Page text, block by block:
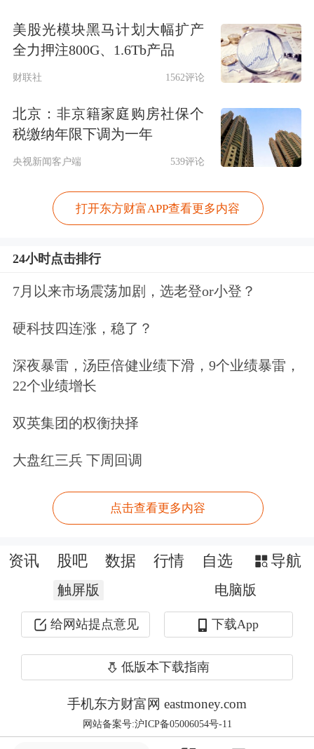
费趋势。新消费主要包括三条主线，一
是以潮玩、宠物为代表的情绪类消费，
相关的科技消费，如辅助驾驶、智能家
居等。
通常而言，新消费的客群主体是年轻
人，其消费目的是追求“悦己”情绪价值
或追求“平替”性价比。 “‘新兴消费’是
相对于传统消费而言的，其实不能算一
论是潮玩谷子、宠物经济，或是量贩
食、功能饮料，还是美妆护理、黄金珠
宝，每个细分方向的成长叙事逻辑差异
都非常大，没有明显的同涨同跌关联，
其不同的驱动因素和估值水平会使“新
记者注意到，4月7日以后，新消费和传
统消费板块的表现出现分化。Wind数
据显示，4月7日—6月4日，宠物经济指
数、化妆品指数和谷子经济指数领涨，
区间涨幅分别为25.03%、21.9%和
6.4%，家电指数和万得白酒
度分别为0.97%和9.03%。
对于新消费板块近期的亮眼表现，国泰
美股光模块黑马计划大幅扩产
全力押注800G、1.6Tb产品
财联社 1562评论
北京：非京籍家庭购房社保个
税缴纳年限下调为一年
央视新闻客户端 539评论
打开东方财富APP查看更多内容
24小时点击排行
7月以来市场震荡加剧，选老登or小登？
硬科技四连涨，稳了？
深夜暴雷，汤臣倍健业绩下滑，9个业绩暴雷，
22个业绩增长
双英集团的权衡抉择
大盘红三兵 下周回调
点击查看更多内容
资讯 股吧 数据 行情 自选 导航
触屏版 电脑版
给网站提点意见 下载App
低版本下载指南
手机东方财富网 eastmoney.com
网站备案号:沪ICP备05006054号-11